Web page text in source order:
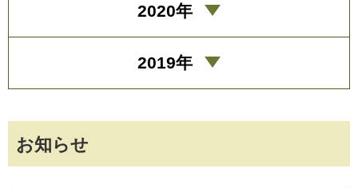
お知らせ
2020年
2019年